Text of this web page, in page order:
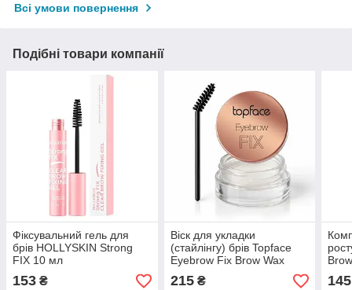
Всі умови повернення
Подібні товари компанії
Фіксувальний гель для
брів HOLLYSKIN Strong
FIX 10 мл
153 ₴
Віск для укладки
(стайлінгу) брів Topface
Eyebrow Fix Brow Wax
PT810 (12 г)
215₴
мл
145